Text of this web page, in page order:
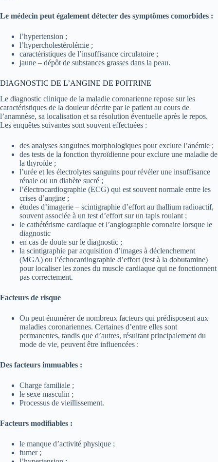
Le médecin peut également détecter des symptômes comorbides :
l’hypertension ;
l’hypercholestérolémie ;
caractéristiques de l’insuffisance circulatoire ;
jaune – dépôt de substances grasses dans la peau.
DIAGNOSTIC DE L’ANGINE DE POITRINE
Le diagnostic clinique de la maladie coronarienne repose sur les
caractéristiques de la douleur décrite par le patient au cours de
l’anamnèse, sa localisation et sa résolution éventuelle après le repos.
Les enquêtes suivantes sont souvent effectuées :
des analyses sanguines morphologiques pour exclure l’anémie ;
des tests de la fonction thyroïdienne pour exclure une maladie de
la thyroïde ;
l’urée et les électrolytes sanguins pour révéler une insuffisance
rénale ou un diabète sucré ;
l’électrocardiographie (ECG) qui est souvent normale entre les
crises d’angine ;
études d’imagerie – scintigraphie d’effort au thallium radioactif,
souvent associée à un test d’effort sur un tapis roulant ;
le cathétérisme cardiaque et l’angiographie coronaire lorsque le
diagnostic
en cas de doute sur le diagnostic ;
la scintigraphie par acquisition d’images à déclenchement
(MGA) ou l’échocardiographie d’effort (test à la dobutamine)
pour localiser les zones du muscle cardiaque qui ne fonctionnent
pas correctement.
Facteurs de risque
On peut énumérer de nombreux facteurs qui prédisposent aux
maladies coronariennes. Certaines d’entre elles sont
permanentes, tandis que d’autres, résultant principalement du
mode de vie, peuvent être influencées :
Des facteurs immuables :
Charge familiale ;
le sexe masculin ;
Processus de vieillissement.
Facteurs modifiables :
le manque d’activité physique ;
fumer ;